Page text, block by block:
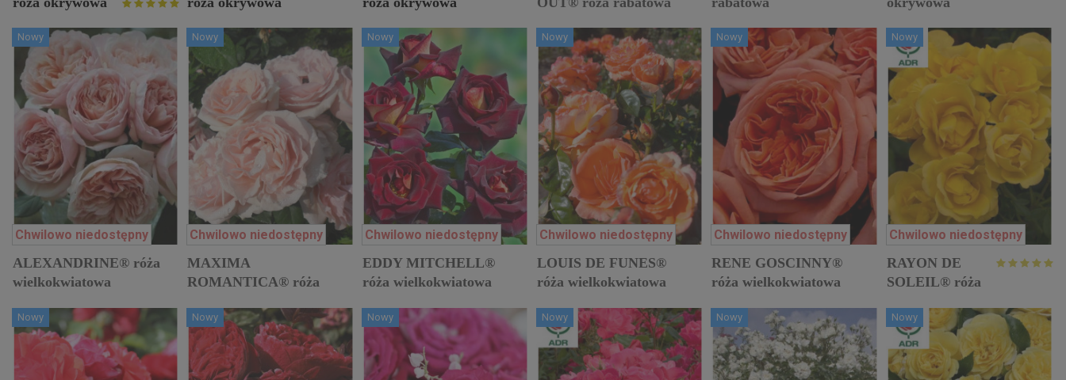
Chwilowo niedostępny
Nowy
ALEXANDRINE® róża
wielkokwiatowa
Chwilowo niedostępny
Nowy
MAXIMA
ROMANTICA® róża
Chwilowo niedostępny
Nowy
EDDY MITCHELL®
róża wielkokwiatowa
Chwilowo niedostępny
Nowy
LOUIS DE FUNES®
róża wielkokwiatowa
Chwilowo niedostępny
Nowy
RENE GOSCINNY®
róża wielkokwiatowa
Chwilowo niedostępny
Nowy
RAYON DE
SOLEIL® róża
Nowy Nowy Nowy Nowy Nowy Nowy